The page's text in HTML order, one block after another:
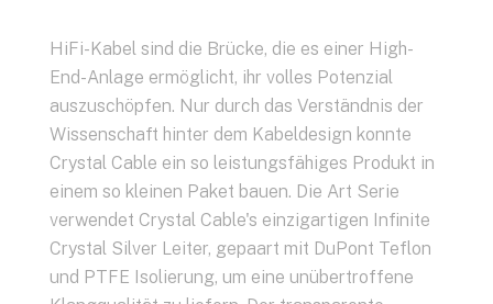
HiFi-Kabel sind die Brücke, die es einer High-
End-Anlage ermöglicht, ihr volles Potenzial
auszuschöpfen. Nur durch das Verständnis der
Wissenschaft hinter dem Kabeldesign konnte
Crystal Cable ein so leistungsfähiges Produkt in
einem so kleinen Paket bauen. Die Art Serie
verwendet Crystal Cable's einzigartigen Infinite
Crystal Silver Leiter, gepaart mit DuPont Teflon
und PTFE Isolierung, um eine unübertroffene